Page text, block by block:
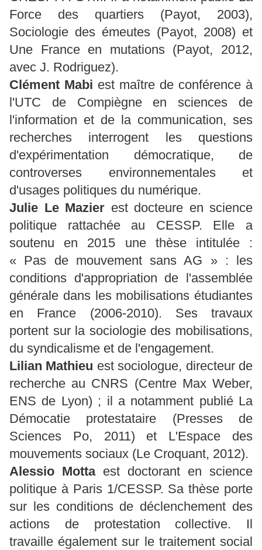
Force des quartiers (Payot, 2003),
Sociologie des émeutes (Payot, 2008) et
Une France en mutations (Payot, 2012,
avec J. Rodriguez).
Clément Mabi est maître de conférence à
l'UTC de Compiègne en sciences de
l'information et de la communication, ses
recherches interrogent les questions
d'expérimentation démocratique, de
controverses environnementales et
d'usages politiques du numérique.
Julie Le Mazier est docteure en science
politique rattachée au CESSP. Elle a
soutenu en 2015 une thèse intitulée :
« Pas de mouvement sans AG » : les
conditions d'appropriation de l'assemblée
générale dans les mobilisations étudiantes
en France (2006-2010). Ses travaux
portent sur la sociologie des mobilisations,
du syndicalisme et de l'engagement.
Lilian Mathieu est sociologue, directeur de
recherche au CNRS (Centre Max Weber,
ENS de Lyon) ; il a notamment publié La
Démocatie protestataire (Presses de
Sciences Po, 2011) et L'Espace des
mouvements sociaux (Le Croquant, 2012).
Alessio Mottaest doctorant en science
politique à Paris 1/CESSP. Sa thèse porte
sur les conditions de déclenchement des
actions de protestation collective. Il
travaille également sur le traitement social